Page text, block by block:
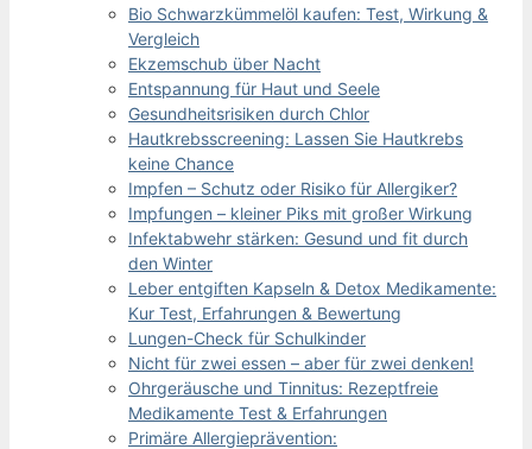
Bio Schwarzkümmelöl kaufen: Test, Wirkung &
Vergleich
Ekzemschub über Nacht
Entspannung für Haut und Seele
Gesundheitsrisiken durch Chlor
Hautkrebsscreening: Lassen Sie Hautkrebs
keine Chance
Impfen – Schutz oder Risiko für Allergiker?
Impfungen – kleiner Piks mit großer Wirkung
Infektabwehr stärken: Gesund und fit durch
den Winter
Leber entgiften Kapseln & Detox Medikamente:
Kur Test, Erfahrungen & Bewertung
Lungen-Check für Schulkinder
Nicht für zwei essen – aber für zwei denken!
Ohrgeräusche und Tinnitus: Rezeptfreie
Medikamente Test & Erfahrungen
Primäre Allergieprävention: